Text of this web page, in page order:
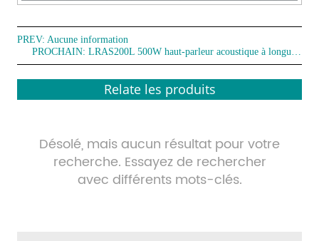
PREV: Aucune information
PROCHAIN:
Relate les produits
Désolé, mais aucun résultat pour votre
recherche. Essayez de rechercher
avec différents mots-clés.